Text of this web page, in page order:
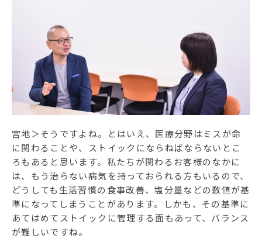
宮地＞そうですよね。とはいえ、医療分野はミスが命
に関わることや、ストイックにならねばならないとこ
ろもあると思います。私たちが関わるお客様のなかに
は、もう治らない病気を持っておられる方もいるので、
どうしても生活習慣の食事改善、塩分量などの数値が基
準になってしまうことがあります。しかも、その基準に
あてはめてストイックに管理する面もあって、バランス
が難しいですね。